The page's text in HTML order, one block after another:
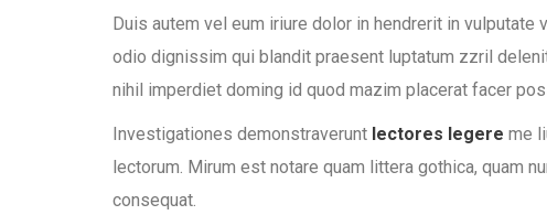
Duis autem vel eum iriure dolor in hendrerit in
odio dignissim qui blandit praesent luptatum zzril
nihil imperdiet doming id quod mazim placerat facer
Investigationes demonstraverunt lectores legere me
lectorum. Mirum est notare quam littera gothica, quam
consequat.